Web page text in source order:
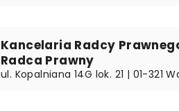
Kancelaria Radcy
Radca Prawny
ul. Kopalniana 14G lok. 21 | 01-321